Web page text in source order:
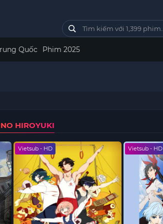
Quốc Phim 2025
HIROYUKI
Vietsub - HD Vietsub - HD